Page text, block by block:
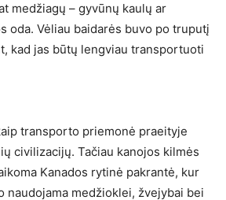
medžiagų – gyvūnų kaulų ar
oda. Vėliau baidarės buvo po truputį
kad jas būtų lengviau transportuoti
transporto priemonė praeityje
civilizacijų. Tačiau kanojos kilmės
Kanados rytinė pakrantė, kur
naudojama medžioklei, žvejybai bei